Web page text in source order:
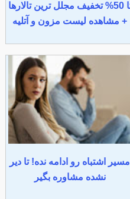
تا 50% تخفیف مجلل ترین تالارها
+ مشاهده لیست مزون و آتلیه
مسیر اشتباه رو ادامه نده! تا دیر
نشده مشاوره بگیر